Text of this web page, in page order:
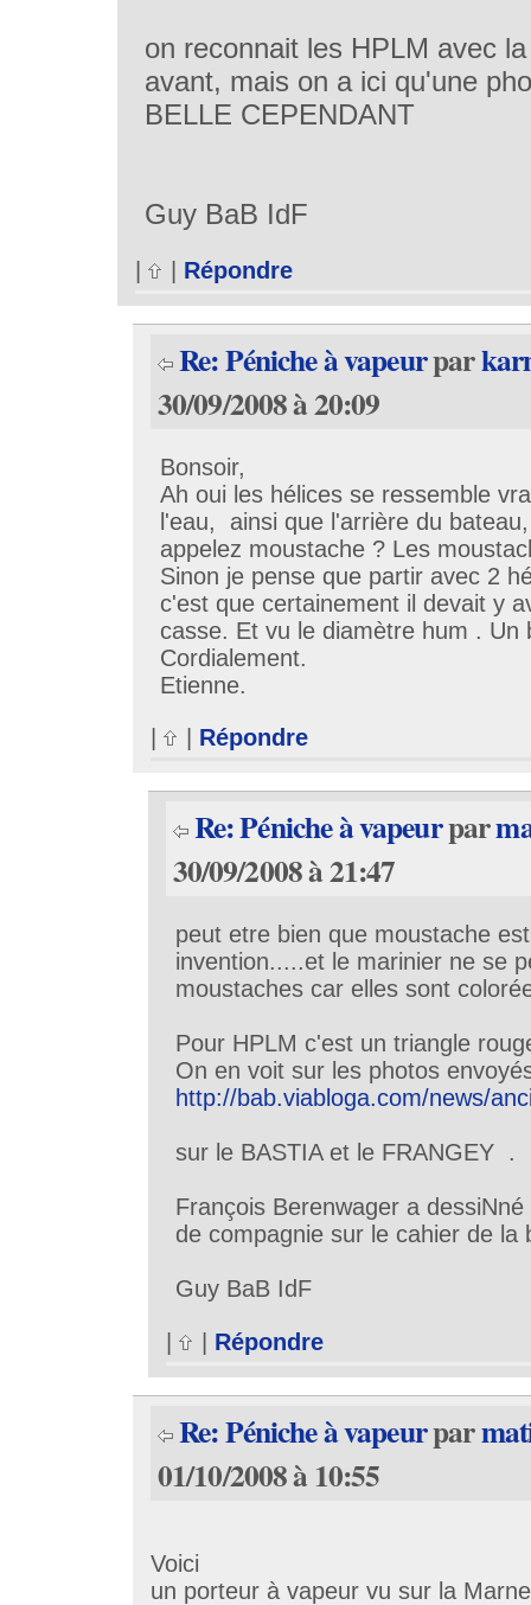
on reconnait les HPLM avec
avant, mais on a ici qu'une
BELLE CEPENDANT
Guy BaB IdF
Répondre
Re: Péniche à vapeurpar
30/09/2008 à 20:09
Bonsoir,
Ah oui les hélices se ressemble
l'eau, ainsi que l'arrière du
appelez moustache ? Les
Sinon je pense que partir avec 2
c'est que certainement il devait y
casse. Et vu le diamètre hum .
Cordialement.
Etienne.
Répondre
Re: Péniche à vapeurpar
30/09/2008 à 21:47
peut etre bien que moustache
invention.....et le marinier ne se
moustaches car elles sont
Pour HPLM c'est un triangle
On en voit sur les photos
http://bab.viabloga.com/news/
sur le BASTIA et le FRANGEY .
François Berenwager a
de compagnie sur le cahier de la
Guy BaB IdF
Répondre
Re: Péniche à vapeurpar
01/10/2008 à 10:55
Voici
un porteur à vapeur vu sur la